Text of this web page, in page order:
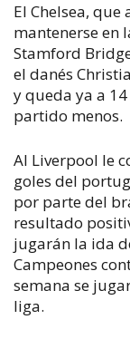
El Chelsea,
mantenerse en
Stamford
el danés
y queda ya a
partido menos.
Al Liverpool le
goles del
por parte del
resultado
jugarán la ida
Campeones
semana se
liga.